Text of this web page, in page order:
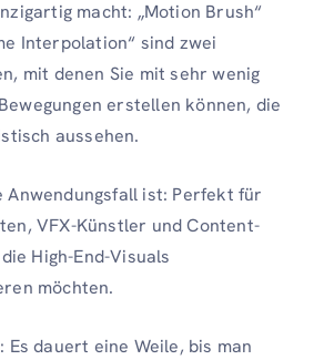
macht: „Motion Brush“
Interpolation“ sind zwei
mit denen Sie mit sehr wenig
erstellen können, die
aussehen.
Anwendungsfall ist: Perfekt für
VFX-Künstler und Content-
High-End-Visuals
möchten.
Es dauert eine Weile, bis man